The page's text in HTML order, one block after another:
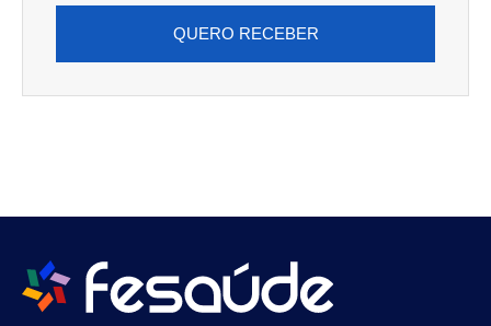
QUERO RECEBER